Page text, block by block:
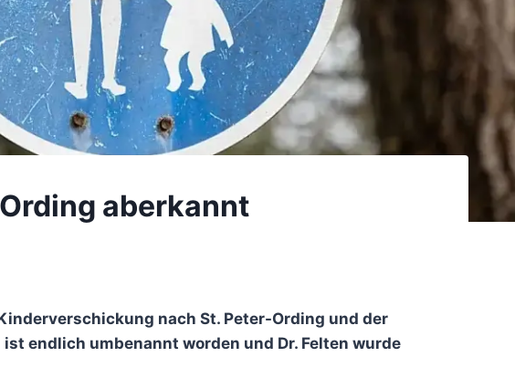
aberkannt
nach St. Peter-Ording und der
endlich umbenannt worden und Dr. Felten wurde